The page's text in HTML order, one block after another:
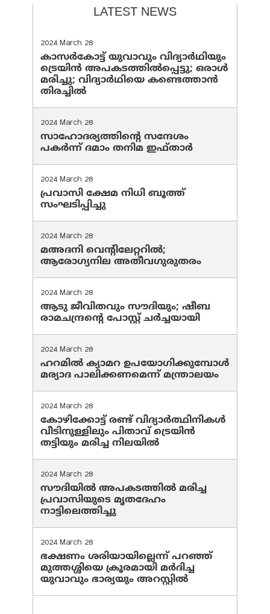
LATEST NEWS
2024 March 28
കാസർകോട്ട് യുവാവും വിദ്യാർഥിയും
ട്രെയിൻ അപകടത്തിൽപ്പെട്ടു; ഒരാൾ
മരിച്ചു; വിദ്യാർഥിയെ കണ്ടെത്താൻ
തിരച്ചിൽ
2024 March 28
സാഹോദര്യത്തിന്റെ സന്ദേശം
പകർന്ന് ദമാം തനിമ ഇഫ്‌താർ
2024 March 28
പ്രവാസി ക്ഷേമ നിധി ബൂത്ത്
സംഘടിപ്പിച്ചു
2024 March 28
മഅദനി വെന്റിലേറ്ററിൽ;
ആരോഗ്യനില അതീവഗുരുതരം
2024 March 28
ആടു ജീവിതവും സൗദിയും; ഷീബ
രാമചന്ദ്രന്റെ പോസ്റ്റ് ചര്‍ച്ചയായി
2024 March 28
ഹറമില്‍ ക്യാമറ ഉപയോഗിക്കുമ്പോള്‍
മര്യാദ പാലിക്കണമെന്ന് മന്ത്രാലയം
2024 March 28
കോഴിക്കോട്ട് രണ്ട് വിദ്യാർത്ഥിനികൾ
വീടിനുള്ളിലും പിതാവ് ട്രെയിൻ
തട്ടിയും മരിച്ച നിലയിൽ
2024 March 28
സൗദിയില്‍ അപകടത്തില്‍ മരിച്ച
പ്രവാസിയുടെ മൃതദേഹം
നാട്ടിലെത്തിച്ചു
2024 March 28
ഭക്ഷണം ശരിയായില്ലെന്ന് പറഞ്ഞ്
മുത്തശ്ശിയെ ക്രൂരമായി മര്‍ദിച്ച
യുവാവും ഭാര്യയും അറസ്റ്റില്‍